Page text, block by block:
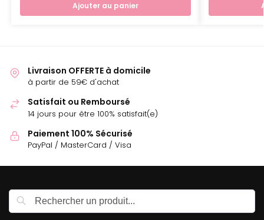
Ajouter au panier
Livraison OFFERTE à domicile
à partir de 59€ d'achat
Satisfait ou Remboursé
14 jours pour être 100% satisfait(e)
Paiement 100% Sécurisé
PayPal / MasterCard / Visa